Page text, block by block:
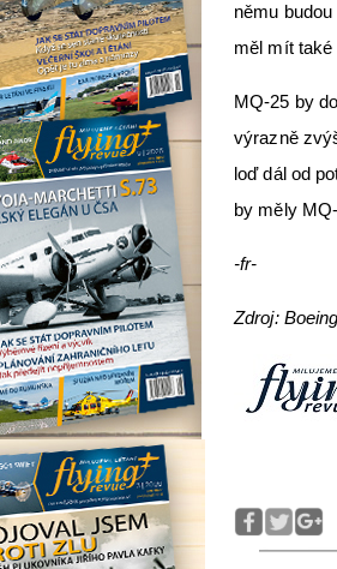
němu
měl mít
MQ-25 by
výrazně
loď dál od
by měly
-fr-
Zdroj: